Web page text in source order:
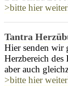
>bitte hier
Tantra
Hier senden wir
Herzbereich des
aber auch
>bitte hier